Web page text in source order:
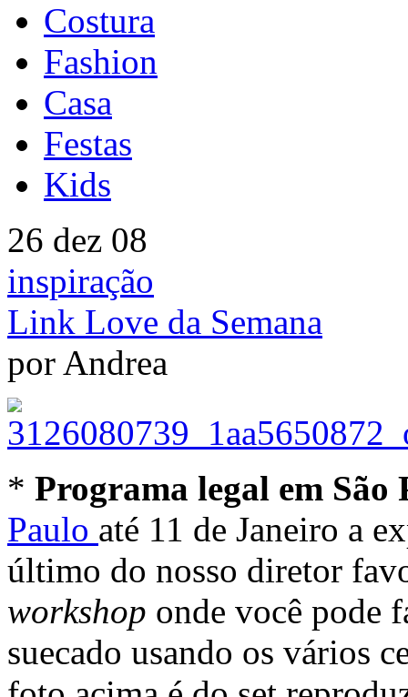
Costura
Fashion
Casa
Festas
Kids
26 dez 08
inspiração
Link Love da Semana
por Andrea
* Programa legal em São
Paulo até 11 de Janeiro a
último do nosso diretor
workshop onde você pode
suecado usando os vários